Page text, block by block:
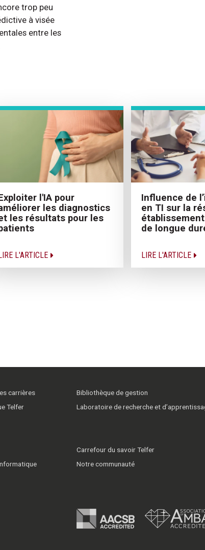
trop peu
à visée
entre les
l'IA pour
les diagnostics
les résultats pour les
L'ARTICLE
Influence de
en TI sur la
de longue
LIRE L'ARTICLE
carrières
Telfer
Bibliothèque de gestion
Laboratoire de recherche et
Carrefour du savoir Telfer
Notre communauté